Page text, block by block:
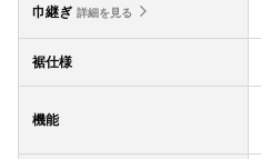
巾継ぎ 詳細を見る
裾仕様
機能